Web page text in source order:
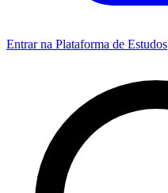
Entrar na Plataforma de Estudos